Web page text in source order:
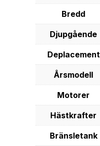
Bredd
Djupgående
Deplacement
Årsmodell
Motorer
Hästkrafter
Bränsletank